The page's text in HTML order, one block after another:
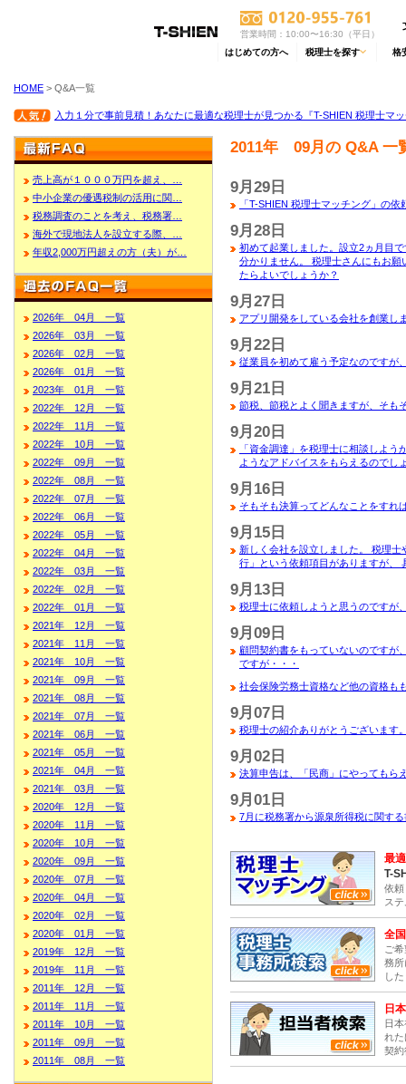
営業時間：10:00〜16:30（平日）
はじめての方へ 税理士を探す 格
HOME > Q&A一覧
入力１分で事前見積！あなたに最適な税理士が見つかる『T-SHIEN 税理士マ
売上高が１０００万円を超え、…
中小企業の優遇税制の活用に関…
税務調査のことを考え、税務署…
海外で現地法人を設立する際、…
年収2,000万円超えの方（夫）が…
2026年 04月 一覧
2026年 03月 一覧
2026年 02月 一覧
2026年 01月 一覧
2023年 01月 一覧
2022年 12月 一覧
2022年 11月 一覧
2022年 10月 一覧
2022年 09月 一覧
2022年 08月 一覧
2022年 07月 一覧
2022年 06月 一覧
2022年 05月 一覧
2022年 04月 一覧
2022年 03月 一覧
2022年 02月 一覧
2022年 01月 一覧
2021年 12月 一覧
2021年 11月 一覧
2021年 10月 一覧
2021年 09月 一覧
2021年 08月 一覧
2021年 07月 一覧
2021年 06月 一覧
2021年 05月 一覧
2021年 04月 一覧
2021年 03月 一覧
2020年 12月 一覧
2020年 11月 一覧
2020年 10月 一覧
2020年 09月 一覧
2020年 07月 一覧
2020年 04月 一覧
2020年 02月 一覧
2020年 01月 一覧
2019年 12月 一覧
2019年 11月 一覧
2011年 12月 一覧
2011年 11月 一覧
2011年 10月 一覧
2011年 09月 一覧
2011年 08月 一覧
2011年 09月の Q&A 一
9月29日
「T-SHIEN 税理士マッチング」の
9月28日
初めて起業しました。設立2ヵ月目
分かりません。 税理士さんにもお
たらよいでしょうか？
9月27日
アプリ開発をしている会社を創業し
9月22日
従業員を初めて雇う予定なのですが
9月21日
節税、節税とよく聞きますが、そも
9月20日
「資金調達」を税理士に相談しよ
ようなアドバイスをもらえるのでし
9月16日
そもそも決算ってどんなことをすれ
9月15日
新しく会社を設立しました。 税理
行」という依頼項目がありますが、
9月13日
税理士に依頼しようと思うのですが
9月09日
顧問契約書をもっていないのですが
ですが・・・
社会保険労務士資格など他の資格も
9月07日
税理士の紹介ありがとうございます
9月02日
決算申告は、「民商」にやってもら
9月01日
7月に税務署から源泉所得税に関す
最適
T-
依頼
ス
全
ご
務所
し
日
日
れた
契約